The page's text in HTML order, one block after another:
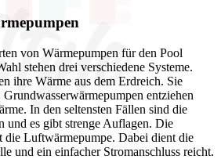
von Wärmepumpen für den Pool
stehen drei verschiedene Systeme.
ihre Wärme aus dem Erdreich. Sie
entziehen
In den seltensten Fällen sind die
und es gibt strenge Auflagen. Die
die Luftwärmepumpe. Dabei dient die
und ein einfacher Stromanschluss reicht.